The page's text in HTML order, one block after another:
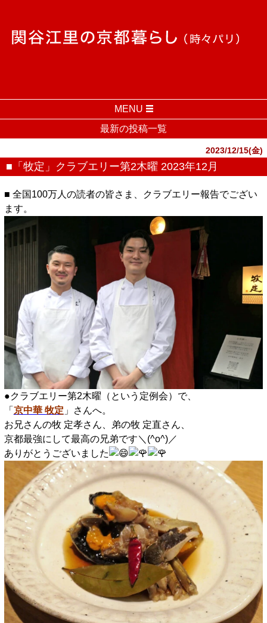
MENU
最新の投稿一覧
2023/12/15(金)
■「牧定」クラブエリー第2木曜 2023年12月
■ 全国100万人の読者の皆さま、クラブエリー報告でござい
ます。
●クラブエリー第2木曜（という定例会）で、
「 京中華 牧定 」さんへ。
お兄さんの牧 定孝さん、弟の牧 定直さん、
京都最強にして最高の兄弟です＼(^o^)／
ありがとうございました